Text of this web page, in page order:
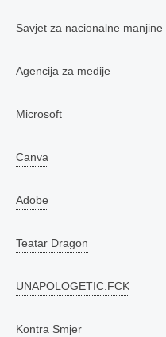
Savjet za nacionalne manjine
Agencija za medije
Microsoft
Canva
Adobe
Teatar Dragon
UNAPOLOGETIC.FCK
Kontra Smjer